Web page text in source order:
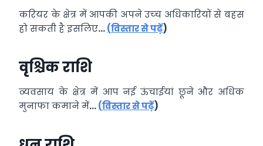
करियर के क्षेत्र में आपकी अपने उच्‍च अधिकारियों से बहस
हो सकती है इसलिए…(विस्तार से पढ़ें)
वृश्चिक राशि
व्‍यवसाय के क्षेत्र में आप नई ऊंचाईयां छूने और अधिक
मुनाफा कमाने में…(विस्तार से पढ़ें)